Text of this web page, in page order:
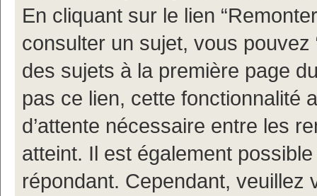
En cliquant sur le lien
consulter un sujet, vous pouvez
des sujets à la première page
pas ce lien, cette fonctionnalité
d’attente nécessaire entre les
atteint. Il est également
répondant. Cependant,